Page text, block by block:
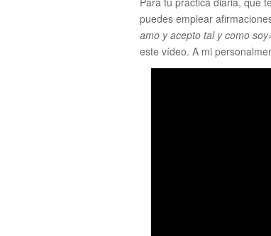
puedes emplear
amo y acepto tal y como
este vídeo. A mi